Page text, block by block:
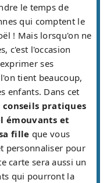
le temps de
qui comptent le
! Mais lorsqu'on ne
c'est l'occasion
ses
tient beaucoup,
enfants. Dans cet
conseils pratiques
émouvants et
fille que vous
personnaliser pour
carte sera aussi un
qui pourront la